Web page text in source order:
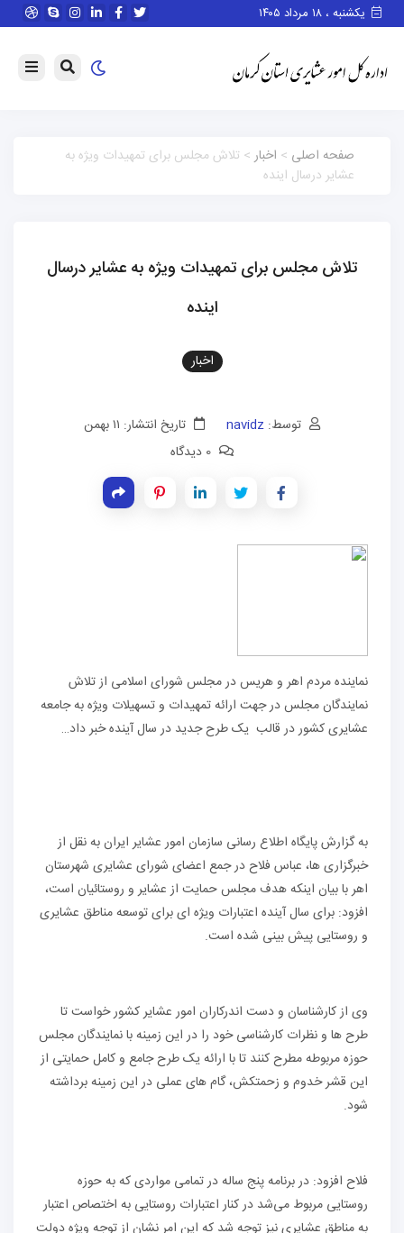
یکشنبه ، ۱۸ مرداد ۱۴۰۵
صفحه اصلی > اخبار> تلاش مجلس برای تمهیدات ویژه به
عشایر درسال اینده
تلاش مجلس برای تمهیدات ویژه به عشایر درسال
اینده
اخبار
توسط: navidz
تاریخ انتشار: ۱۱ بهمن
نماینده مردم اهر و هریس در مجلس شورای اسلامی از تلاش
نمایندگان مجلس در جهت ارائه تمهیدات و تسهیلات ویژه به جامعه
عشایری کشور در قالب یک طرح جدید در سال آینده خبر داد…
به گزارش پایگاه اطلاع رسانی سازمان امور عشایر ایران به نقل از
خبرگزاری ها، عباس فلاح در جمع اعضای شورای عشایری شهرستان
اهر با بیان اینکه هدف مجلس حمایت از عشایر و روستائیان است،
افزود: برای سال آینده اعتبارات ویژه ای برای توسعه مناطق عشایری
و روستایی پیش بینی شده است.
وی از کارشناسان و دست اندرکاران امور عشایر کشور خواست تا
طرح ها و نظرات کارشناسی خود را در این زمینه با نمایندگان مجلس
حوزه مربوطه مطرح کنند تا با ارائه یک طرح جامع و کامل حمایتی از
این قشر خدوم و زحمتکش، گام های عملی در این زمینه برداشته
شود.
فلاح افزود: در برنامه پنج ساله در تمامی مواردی که به حوزه
روستایی مربوط می‌شد در کنار اعتبارات روستایی به اختصاص اعتبار
به مناطق عشایری نیز توجه شد که این امر نشان از توجه ویژه دولت